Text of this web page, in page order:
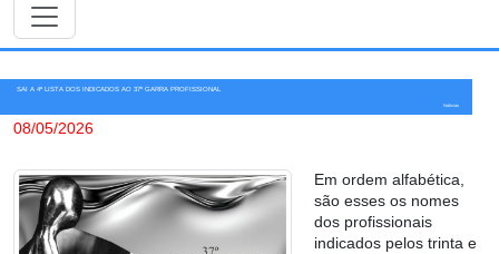
SAI A 4ª LISTA DOS INDICADOS AO 37º GARRA PROFISSIONAL
Notícias
08/05/2026
Em ordem alfabética,
são esses os nomes
dos profissionais
indicados pelos trinta e